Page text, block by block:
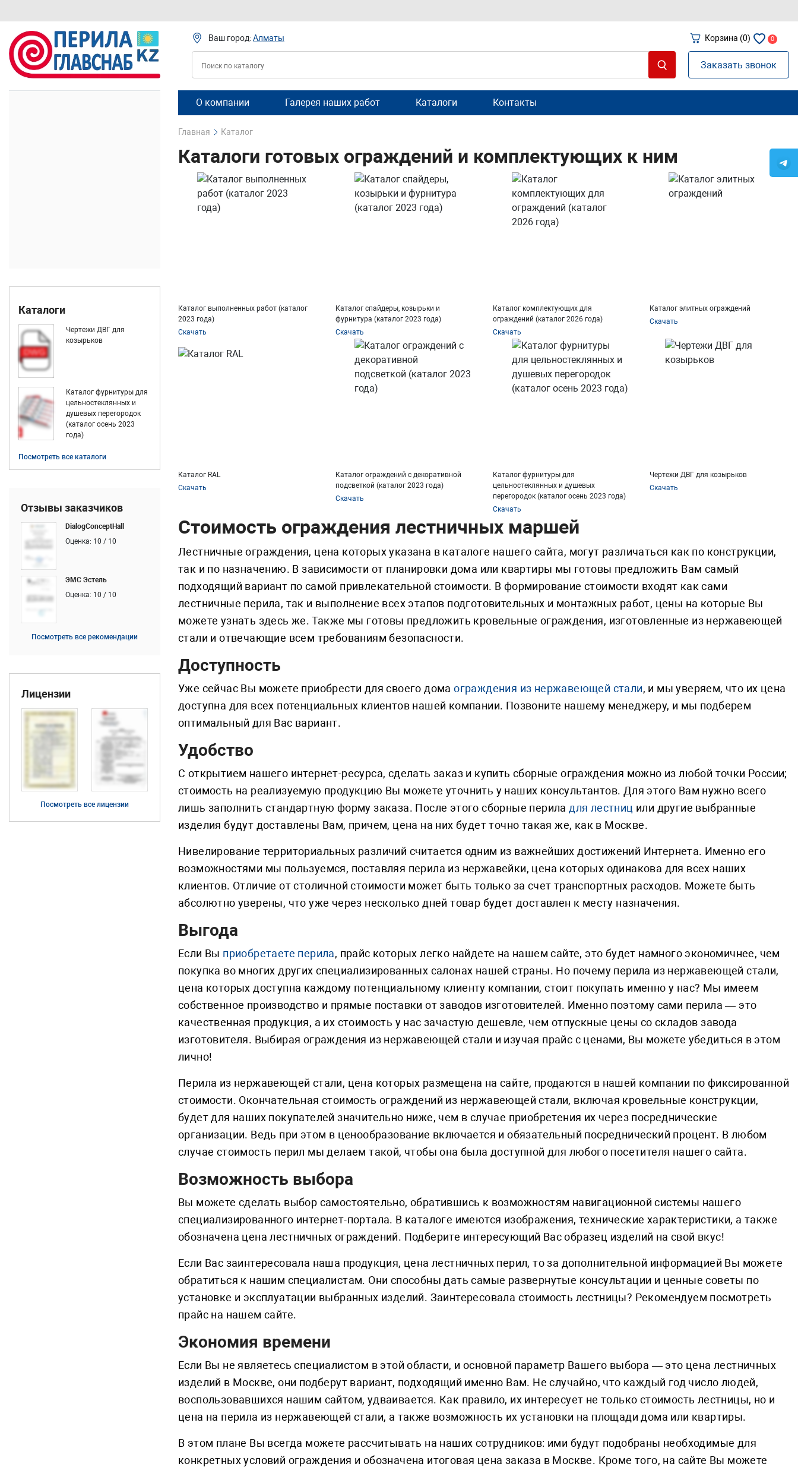
Ваш город:Алматы Корзина (0) 0
Заказать звонок
Каталоги
Чертежи ДВГ для
козырьков
Каталог фурнитуры для
цельностеклянных и
душевых перегородок
(каталог осень 2023
года)
Посмотреть все каталоги
Отзывы заказчиков
DialogConceptHall
Оценка: 10 / 10
ЭМС Эстель
Оценка: 10 / 10
Посмотреть все рекомендации
Лицензии
Посмотреть все лицензии
О компании Галерея наших работ Каталоги Контакты
Главная Каталог
Каталоги готовых ограждений и комплектующих к ним
Каталог выполненных работ (каталог
2023 года)
Скачать
Каталог спайдеры, козырьки и
фурнитура (каталог 2023 года)
Скачать
Каталог комплектующих для
ограждений (каталог 2026 года)
Скачать
Каталог элитных ограждений
Скачать
Каталог RAL
Скачать
Каталог ограждений с декоративной
подсветкой (каталог 2023 года)
Скачать
Каталог фурнитуры для
цельностеклянных и душевых
перегородок (каталог осень 2023 года)
Скачать
Чертежи ДВГ для козырьков
Скачать
Стоимость ограждения лестничных маршей
Лестничные ограждения, цена которых указана в каталоге нашего сайта, могут различаться как по конструкции,
так и по назначению. В зависимости от планировки дома или квартиры мы готовы предложить Вам самый
подходящий вариант по самой привлекательной стоимости. В формирование стоимости входят как сами
лестничные перила, так и выполнение всех этапов подготовительных и монтажных работ, цены на которые Вы
можете узнать здесь же. Также мы готовы предложить кровельные ограждения, изготовленные из нержавеющей
стали и отвечающие всем требованиям безопасности.
Доступность
Уже сейчас Вы можете приобрести для своего домаограждения из нержавеющей стали, и мы уверяем, что их цена
доступна для всех потенциальных клиентов нашей компании. Позвоните нашему менеджеру, и мы подберем
оптимальный для Вас вариант.
Удобство
С открытием нашего интернет-ресурса, сделать заказ и купить сборные ограждения можно из любой точки России;
стоимость на реализуемую продукцию Вы можете уточнить у наших консультантов. Для этого Вам нужно всего
лишь заполнить стандартную форму заказа. После этого сборные перила для лестниц или другие выбранные
изделия будут доставлены Вам, причем, цена на них будет точно такая же, как в Москве.
Нивелирование территориальных различий считается одним из важнейших достижений Интернета. Именно его
возможностями мы пользуемся, поставляя перила из нержавейки, цена которых одинакова для всех наших
клиентов. Отличие от столичной стоимости может быть только за счет транспортных расходов. Можете быть
абсолютно уверены, что уже через несколько дней товар будет доставлен к месту назначения.
Выгода
Если Вы приобретаете перила, прайс которых легко найдете на нашем сайте, это будет намного экономичнее, чем
покупка во многих других специализированных салонах нашей страны. Но почему перила из нержавеющей стали,
цена которых доступна каждому потенциальному клиенту компании, стоит покупать именно у нас? Мы имеем
собственное производство и прямые поставки от заводов изготовителей. Именно поэтому сами перила — это
качественная продукция, а их стоимость у нас зачастую дешевле, чем отпускные цены со складов завода
изготовителя. Выбирая ограждения из нержавеющей стали и изучая прайс с ценами, Вы можете убедиться в этом
лично!
Перила из нержавеющей стали, цена которых размещена на сайте, продаются в нашей компании по фиксированной
стоимости. Окончательная стоимость ограждений из нержавеющей стали, включая кровельные конструкции,
будет для наших покупателей значительно ниже, чем в случае приобретения их через посреднические
организации. Ведь при этом в ценообразование включается и обязательный посреднический процент. В любом
случае стоимость перил мы делаем такой, чтобы она была доступной для любого посетителя нашего сайта.
Возможность выбора
Вы можете сделать выбор самостоятельно, обратившись к возможностям навигационной системы нашего
специализированного интернет-портала. В каталоге имеются изображения, технические характеристики, а также
обозначена цена лестничных ограждений. Подберите интересующий Вас образец изделий на свой вкус!
Если Вас заинтересовала наша продукция, цена лестничных перил, то за дополнительной информацией Вы можете
обратиться к нашим специалистам. Они способны дать самые развернутые консультации и ценные советы по
установке и эксплуатации выбранных изделий. Заинтересовала стоимость лестницы? Рекомендуем посмотреть
прайс на нашем сайте.
Экономия времени
Если Вы не являетесь специалистом в этой области, и основной параметр Вашего выбора — это цена лестничных
изделий в Москве, они подберут вариант, подходящий именно Вам. Не случайно, что каждый год число людей,
воспользовавшихся нашим сайтом, удваивается. Как правило, их интересует не только стоимость лестницы, но и
цена на перила из нержавеющей стали, а также возможность их установки на площади дома или квартиры.
В этом плане Вы всегда можете рассчитывать на наших сотрудников: ими будут подобраны необходимые для
конкретных условий ограждения и обозначена итоговая цена заказа в Москве. Кроме того, на сайте Вы можете